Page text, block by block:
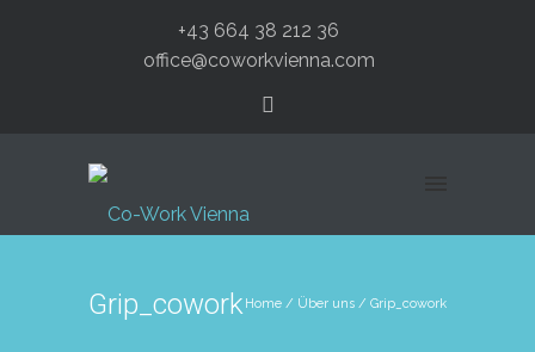
+43 664 38 212 36
office@coworkvienna.com
Grip_coworkHome / Über uns / Grip_cowork